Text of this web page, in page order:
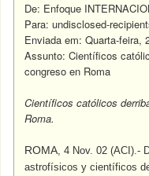
De: Enfoque
Para: undisclosed-
Enviada em: Quarta-feira,
Assunto: Científicos
congreso en Roma
Científicos católicos
Roma.
ROMA, 4 Nov. 02 (ACI).-
astrofísicos y científicos